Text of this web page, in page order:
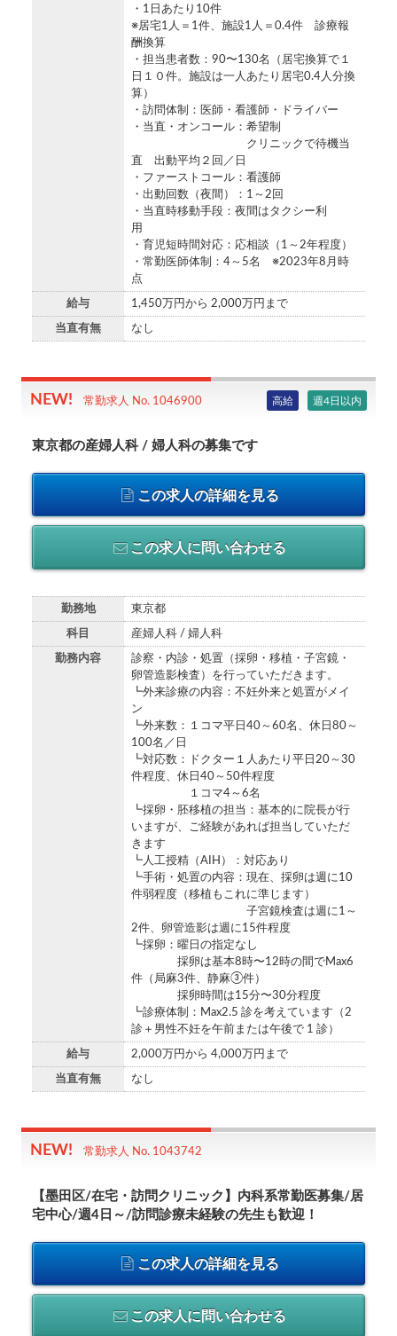
・1日あたり10件
※居宅1人＝1件、施設1人＝0.4件 診療報
酬換算
・担当患者数：90〜130名（居宅換算で１
日１０件。施設は一人あたり居宅0.4人分換
算）
・訪問体制：医師・看護師・ドライバー
・当直・オンコール：希望制
クリニックで待機当
直 出動平均２回／日
・ファーストコール：看護師
・出動回数（夜間）：1～2回
・当直時移動手段：夜間はタクシー利
用
・育児短時間対応：応相談（1～2年程度）
・常勤医師体制：4～5名 ※2023年8月時
点
給与 1,450万円から 2,000万円まで
当直有無 なし
常勤求人 No. 1046900 高給 週4日以内
東京都の産婦人科 / 婦人科の募集です
この求人の詳細を見る
この求人に問い合わせる
勤務地 東京都
科目 産婦人科 / 婦人科
勤務内容
診察・内診・処置（採卵・移植・⼦宮鏡・
卵管造影検査）を⾏っていただきます。
┗外来診療の内容：不妊外来と処置がメイ
ン
┗外来数：１コマ平日40～60名、休日80～
100名／日
┗対応数：ドクター１人あたり平日20～30
件程度、休日40～50件程度
１コマ4～6名
┗採卵・胚移植の担当：基本的に院⻑が⾏
いますが、ご経験があれば担当していただ
きます
┗人工授精（AIH）：対応あり
┗手術・処置の内容：現在、採卵は週に10
件弱程度（移植もこれに準じます）
子宮鏡検査は週に1～
2件、卵管造影は週に15件程度
┗採卵：曜日の指定なし
採卵は基本8時〜12時の間でMax6
件（局麻3件、静麻③件）
採卵時間は15分〜30分程度
┗診療体制：Max2.5 診を考えています（2
診＋男性不妊を午前または午後で 1 診）
給与 2,000万円から 4,000万円まで
当直有無 なし
常勤求人 No. 1043742
【墨田区/在宅・訪問クリニック】内科系常勤医募集/居
宅中心/週4日～/訪問診療未経験の先生も歓迎！
この求人の詳細を見る
この求人に問い合わせる